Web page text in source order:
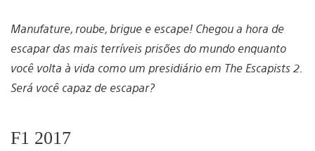
Manufature, roube, brigue e escape! Chegou a hora de
escapar das mais terríveis prisões do mundo enquanto
você volta à vida como um presidiário em The Escapists 2.
Será você capaz de escapar?
F1 2017